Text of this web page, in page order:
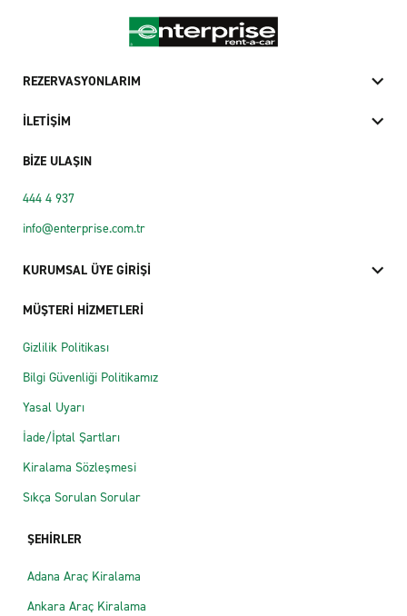
REZERVASYONLARIM
İLETİŞİM
BİZE ULAŞIN
444 4 937
info@enterprise.com.tr
KURUMSAL ÜYE GİRİŞİ
MÜŞTERİ HİZMETLERİ
Gizlilik Politikası
Bilgi Güvenliği Politikamız
Yasal Uyarı
İade/İptal Şartları
Kiralama Sözleşmesi
Sıkça Sorulan Sorular
ŞEHİRLER
Adana Araç Kiralama
Ankara Araç Kiralama